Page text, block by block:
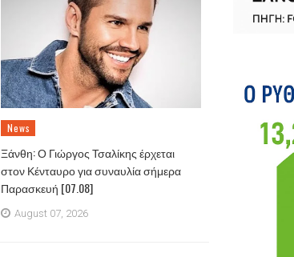
News
Ξάνθη: Ο Γιώργος Τσαλίκης έρχεται
στον Κένταυρο για συναυλία σήμερα
Παρασκευή [07.08]
August 07, 2026